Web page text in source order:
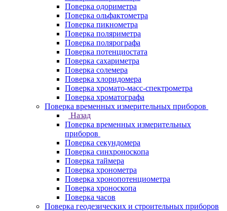
Поверка одориметра
Поверка ольфактометра
Поверка пикнометра
Поверка поляриметра
Поверка полярографа
Поверка потенциостата
Поверка сахариметра
Поверка солемера
Поверка хлоридомера
Поверка хромато-масс-спектрометра
Поверка хроматографа
Поверка временных измерительных приборов
Назад
Поверка временных измерительных
приборов
Поверка секундомера
Поверка синхроноскопа
Поверка таймера
Поверка хронометра
Поверка хронопотенциометра
Поверка хроноскопа
Поверка часов
Поверка геодезических и строительных приборов